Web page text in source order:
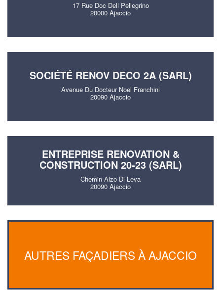
17 Rue Doc Dell Pellegrino
20000 Ajaccio
SOCIÉTÉ RENOV DECO 2A (SARL)
Avenue Du Docteur Noel Franchini
20090 Ajaccio
ENTREPRISE RENOVATION &
CONSTRUCTION 20-23 (SARL)
Chemin Alzo Di Leva
20090 Ajaccio
AUTRES FAÇADIERS À AJACCIO